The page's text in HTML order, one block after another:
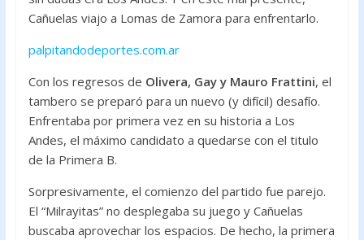
b
o
k
er s
A
p
p
Cañuelas viajo a Lomas de Zamora para enfrentarlo.
palpitandodeportes.com.ar
Con los regresos de Olivera, Gay y Mauro Frattini, el
tambero se preparó para un nuevo (y difícil) desafío.
Enfrentaba por primera vez en su historia a Los
Andes, el máximo candidato a quedarse con el titulo
de la Primera B.
Sorpresivamente, el comienzo del partido fue parejo.
El “Milrayitas” no desplegaba su juego y Cañuelas
buscaba aprovechar los espacios. De hecho, la primera